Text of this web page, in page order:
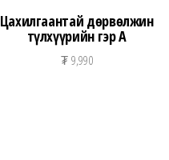
Цахилгаантай дөрвөлжин
түлхүүрийн гэр А
₮9,990